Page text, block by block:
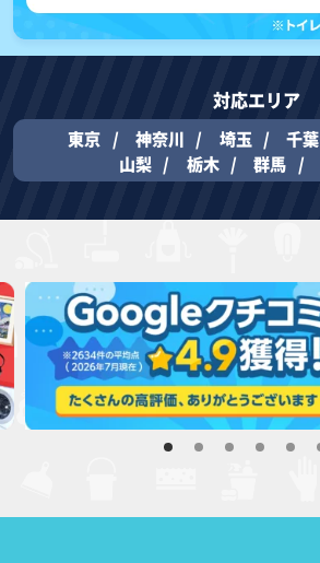
対応エリア
東京 神奈川 埼玉 千葉
山梨
栃木 群馬